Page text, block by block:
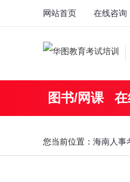
网站首页 在线咨询
图书/网课
您当前位置： 海南人事